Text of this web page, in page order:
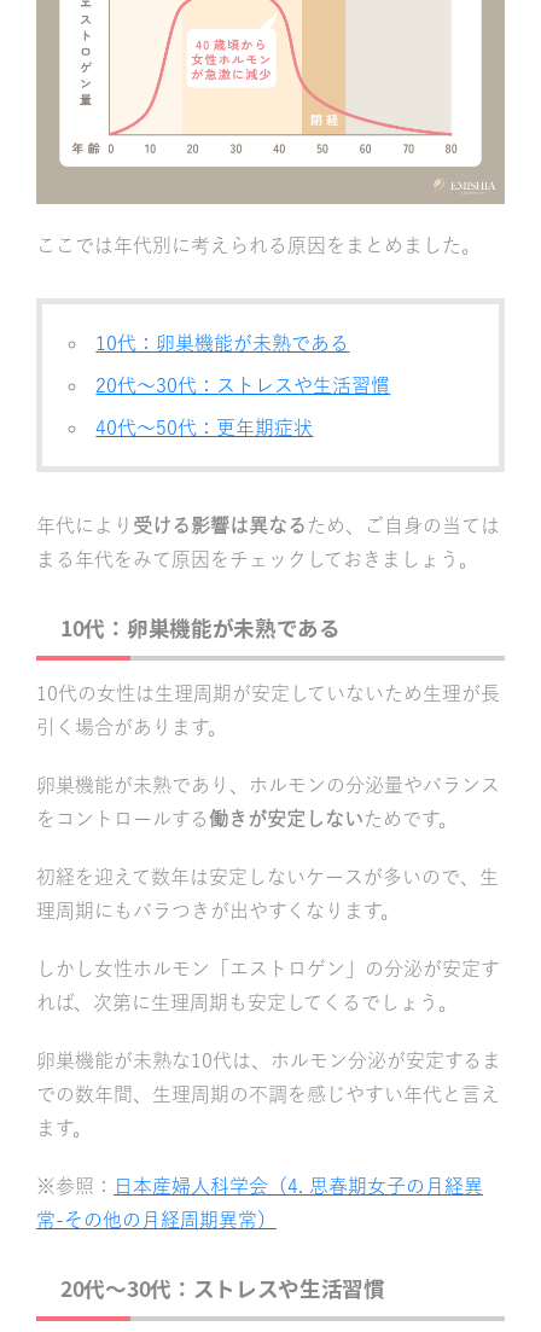
ここでは年代別に考えられる原因をまとめました。
10代：卵巣機能が未熟である
20代～30代：ストレスや生活習慣
40代～50代：更年期症状
年代により 受ける影響は異なるため、ご自身の当ては
まる年代をみて原因をチェックしておきましょう。
10代：卵巣機能が未熟である
10代の女性は生理周期が安定していないため生理が長
引く場合があります。
卵巣機能が未熟であり、ホルモンの分泌量やバランス
をコントロールする働きが安定しないためです。
初経を迎えて数年は安定しないケースが多いので、生
理周期にもバラつきが出やすくなります。
しかし女性ホルモン「エストロゲン」の分泌が安定す
れば、次第に生理周期も安定してくるでしょう。
卵巣機能が未熟な10代は、ホルモン分泌が安定するま
での数年間、生理周期の不調を感じやすい年代と言え
ます。
※参照：
日本産婦人科学会（4. 思春期女子の月経異
常-その他の月経周期異常）
20代～30代：ストレスや生活習慣